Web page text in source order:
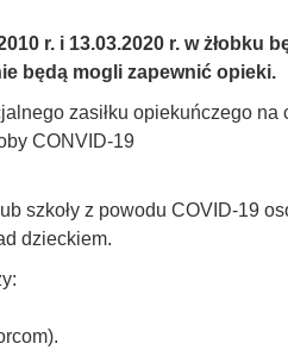
r. i 13.03.2020 r. w żłobku
będą mogli zapewnić opieki.
zasiłku opiekuńczego na
CONVID-19
szkoły z powodu COVID-19
dzieckiem.